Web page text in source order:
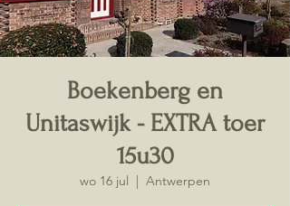
Boekenberg en
Unitaswijk - EXTRA toer
15u30
wo 16 jul
  |
Antwerpen